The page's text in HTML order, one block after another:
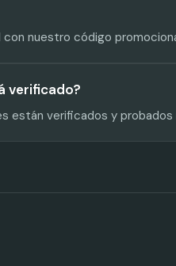
con nuestro código
verificado?
están verificados y probados